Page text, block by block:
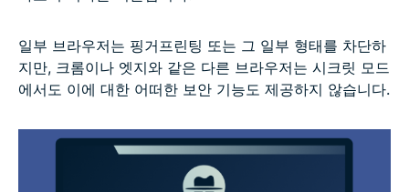
일부 브라우저는 핑거프린팅 또는 그 일부 형태를 차단하
지만, 크롬이나 엣지와 같은 다른 브라우저는 시크릿 모드
에서도 이에 대한 어떠한 보안 기능도 제공하지 않습니다.